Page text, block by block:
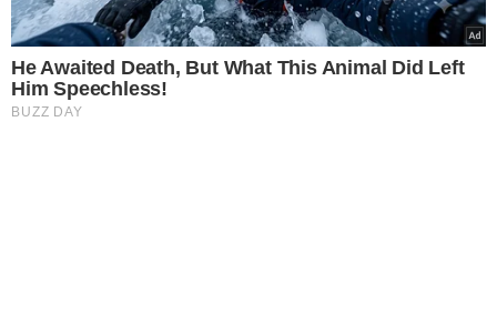
He Awaited Death, But What This Animal Did Left
Him Speechless!
BUZZ DAY